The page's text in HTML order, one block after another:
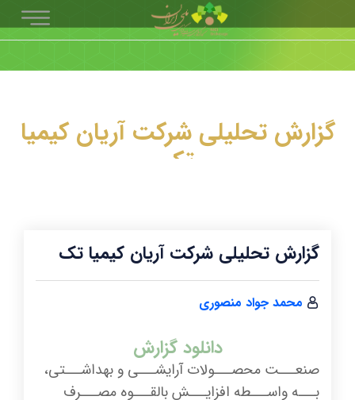
گزارش تحلیلی شرکت آریان کیمیا
تک
گزارش تحلیلی شرکت آریان کیمیا تک
محمد جواد منصوری
دانلود گزارش
صنعـــت محصـــولات آرایشـــی و بهداشـــتی،
بـــه واســـطه افزایـــش بالقـــوه مصـــرف